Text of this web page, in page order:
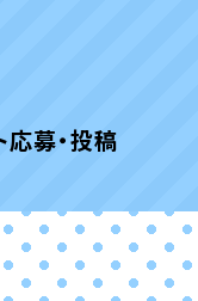
募・投稿